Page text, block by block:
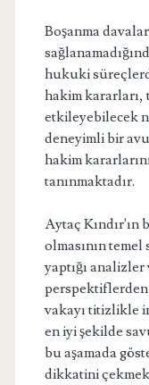
Boşanma
hukuki
hakim kararları,
etkileyebilecek
deneyimli bir
hakim
tanınmaktadır.
Aytaç Kındır'ın
olmasının
yaptığı
perspektiflerden
vakayı titizlikle
en iyi şekilde
bu aşamada
dikkatini